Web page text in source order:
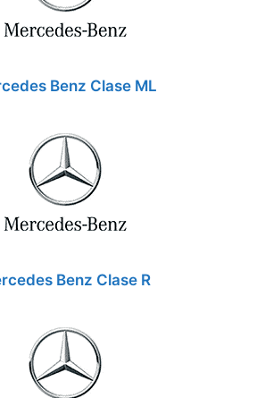
Benz Clase ML
Benz Clase R